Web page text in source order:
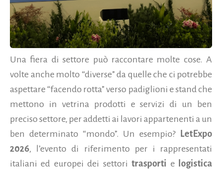
Una fiera di settore può raccontare molte cose. A
volte anche molto “diverse” da quelle che ci potrebbe
aspettare “facendo rotta” verso padiglioni e stand che
mettono in vetrina prodotti e servizi di un ben
preciso settore, per addetti ai lavori appartenenti a un
ben determinato “mondo”. Un esempio?
LetExpo
2026, l’evento di riferimento per i rappresentati
italiani ed europei dei settori trasporti e
logistica